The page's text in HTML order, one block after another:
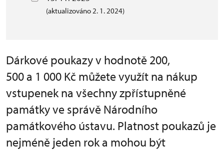
(aktualizováno 2. 1. 2024)
Dárkové poukazy v hodnotě 200,
500 a 1 000 Kč můžete využít na nákup
vstupenek na všechny zpřístupněné
památky ve správě Národního
památkového ústavu. Platnost poukazů je
nejméně jeden rok a mohou být